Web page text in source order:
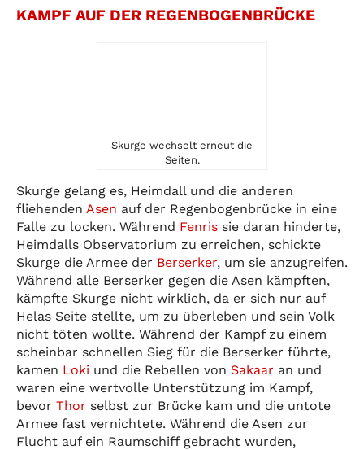
KAMPF AUF DER REGENBOGENBRÜCKE
Skurge wechselt erneut die
Seiten.
Skurge gelang es, Heimdall und die anderen
fliehenden Asen auf der Regenbogenbrücke in eine
Falle zu locken. Während Fenris sie daran hinderte,
Heimdalls Observatorium zu erreichen, schickte
Skurge die Armee der Berserker, um sie anzugreifen.
Während alle Berserker gegen die Asen kämpften,
kämpfte Skurge nicht wirklich, da er sich nur auf
Helas Seite stellte, um zu überleben und sein Volk
nicht töten wollte. Während der Kampf zu einem
scheinbar schnellen Sieg für die Berserker führte,
kamen Loki und die Rebellen von Sakaar an und
waren eine wertvolle Unterstützung im Kampf,
bevor Thor selbst zur Brücke kam und die untote
Armee fast vernichtete. Während die Asen zur
Flucht auf ein Raumschiff gebracht wurden,